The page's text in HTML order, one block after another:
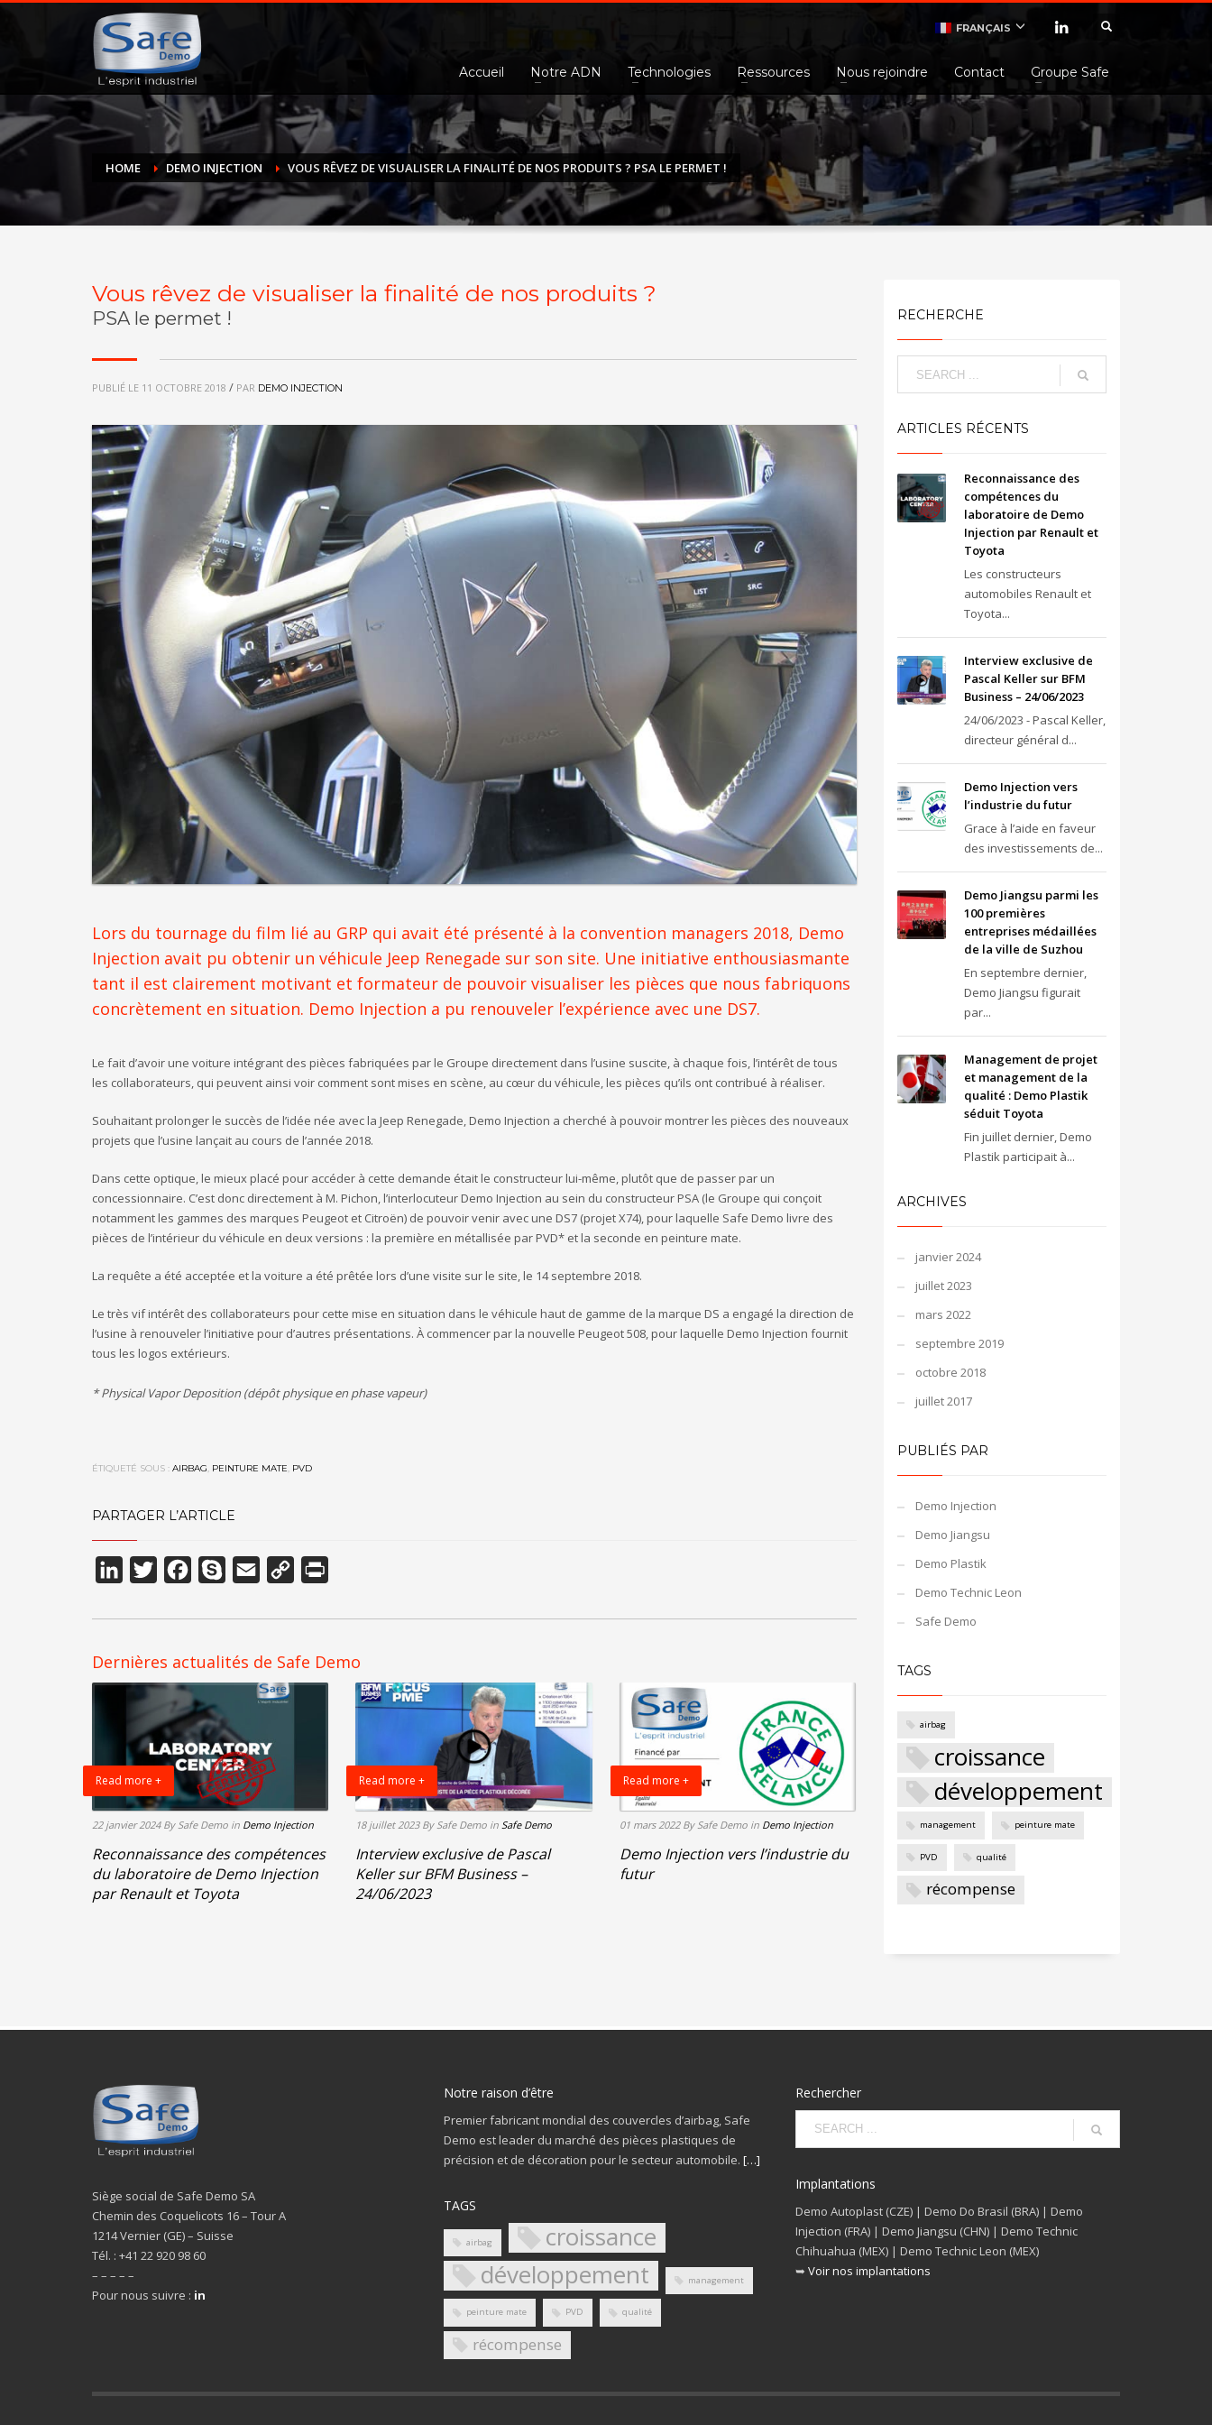
FRANÇAIS
Accueil Notre ADN Technologies Ressources Nous rejoindre Contact Groupe Safe
HOME DEMO INJECTION VOUS RÊVEZ DE VISUALISER LA FINALITÉ DE NOS PRODUITS ? PSA LE PERMET !
Vous rêvez de visualiser la finalité de nos produits ?
PSA le permet !
PUBLIÉ LE 11 OCTOBRE 2018 / PAR DEMO INJECTION
Lors du tournage du film lié au GRP qui avait été présenté à la convention managers 2018, Demo
Injection avait pu obtenir un véhicule Jeep Renegade sur son site. Une initiative enthousiasmante
tant il est clairement motivant et formateur de pouvoir visualiser les pièces que nous fabriquons
concrètement en situation. Demo Injection a pu renouveler l’expérience avec une DS7.
Le fait d’avoir une voiture intégrant des pièces fabriquées par le Groupe directement dans l’usine suscite, à chaque fois, l’intérêt de tous
les collaborateurs, qui peuvent ainsi voir comment sont mises en scène, au cœur du véhicule, les pièces qu’ils ont contribué à réaliser.
Souhaitant prolonger le succès de l’idée née avec la Jeep Renegade, Demo Injection a cherché à pouvoir montrer les pièces des nouveaux
projets que l’usine lançait au cours de l’année 2018.
Dans cette optique, le mieux placé pour accéder à cette demande était le constructeur lui-même, plutôt que de passer par un
concessionnaire. C’est donc directement à M. Pichon, l’interlocuteur Demo Injection au sein du constructeur PSA (le Groupe qui conçoit
notamment les gammes des marques Peugeot et Citroën) de pouvoir venir avec une DS7 (projet X74), pour laquelle Safe Demo livre des
pièces de l’intérieur du véhicule en deux versions : la première en métallisée par PVD* et la seconde en peinture mate.
La requête a été acceptée et la voiture a été prêtée lors d’une visite sur le site, le 14 septembre 2018.
Le très vif intérêt des collaborateurs pour cette mise en situation dans le véhicule haut de gamme de la marque DS a engagé la direction de
l’usine à renouveler l’initiative pour d’autres présentations. À commencer par la nouvelle Peugeot 508, pour laquelle Demo Injection fournit
tous les logos extérieurs.
* Physical Vapor Deposition (dépôt physique en phase vapeur)
ÉTIQUETÉ SOUS : AIRBAG, PEINTURE MATE, PVD
PARTAGER L’ARTICLE
LinkedInTwitterFacebook
Skype Email
Copy
Dernières actualités de Safe Demo
Read more +
22 janvier 2024 By Safe Demo in Demo Injection
Reconnaissance des compétences
du laboratoire de Demo Injection
par Renault et Toyota
Read more +
18 juillet 2023 By Safe Demo in Safe Demo
Interview exclusive de Pascal
Keller sur BFM Business –
24/06/2023
Read more +
01 mars 2022 By Safe Demo in Demo Injection
Demo Injection vers l’industrie du
futur
RECHERCHE
ARTICLES RÉCENTS
Reconnaissance des
compétences du
laboratoire de Demo
Injection par Renault et
Toyota
Les constructeurs
automobiles Renault et
Toyota...
Interview exclusive de
Pascal Keller sur BFM
Business – 24/06/2023
24/06/2023 - Pascal Keller,
directeur général d...
Demo Injection vers
l’industrie du futur
Grace à l’aide en faveur
des investissements de...
Demo Jiangsu parmi les
100 premières
entreprises médaillées
de la ville de Suzhou
En septembre dernier,
Demo Jiangsu figurait
par...
Management de projet
et management de la
qualité : Demo Plastik
séduit Toyota
Fin juillet dernier, Demo
Plastik participait à...
ARCHIVES
janvier 2024
juillet 2023
mars 2022
septembre 2019
octobre 2018
juillet 2017
PUBLIÉS PAR
Demo Injection
Demo Jiangsu
Demo Plastik
Demo Technic Leon
Safe Demo
TAGS
airbag
croissance
développement
management peinture mate
PVD qualité
récompense
Siège social de Safe Demo SA
Chemin des Coquelicots 16 – Tour A
1214 Vernier (GE) – Suisse
Tél. : +41 22 920 98 60
– – – – –
Pour nous suivre : in
Notre raison d’être
Premier fabricant mondial des couvercles d’airbag, Safe
Demo est leader du marché des pièces plastiques de
précision et de décoration pour le secteur automobile. […]
TAGS
airbag
croissance
développement
management
peinture mate PVD qualité
récompense
Rechercher
Implantations
Demo Autoplast (CZE) | Demo Do Brasil (BRA) | Demo
Injection (FRA) | Demo Jiangsu (CHN) | Demo Technic
Chihuahua (MEX) | Demo Technic Leon (MEX)
➥ Voir nos implantations